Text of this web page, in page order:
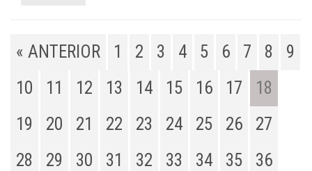
« ANTERIOR 1 2 3 4 5 6 7 8
9
10
11 12 13 14 15 16 17
18
19
20 21 22 23 24 25 26
27
28
29 30 31 32 33 34 35
36